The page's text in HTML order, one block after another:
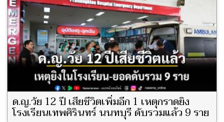
ด.ญ.วัย 12 ปี เสียชีวิตเพิ่มอีก 1 เหตุกราดยิง
โรงเรียนเทพศิรินทร์ นนทบุรี ดับรวมแล้ว 9 ราย